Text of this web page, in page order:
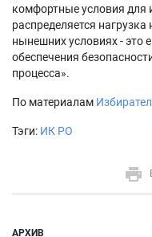
комфортные условия для
распределяется
нынешних условиях - это
обеспечения
процесса».
По материалам
Тэги: ИК РО
АРХИВ